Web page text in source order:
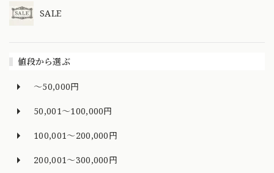
SALE
値段から選ぶ
～50,000円
50,001～100,000円
100,001～200,000円
200,001～300,000円